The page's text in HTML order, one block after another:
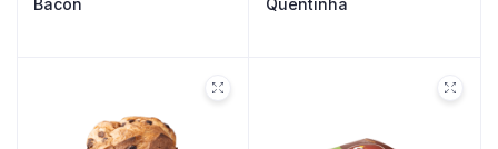
Bacon
Quentinha